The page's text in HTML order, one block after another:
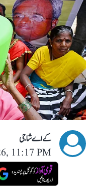
کے اے شاجی
11:17 PM